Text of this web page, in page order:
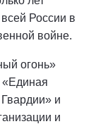
России в
войне.
огонь»
«Единая
и
и